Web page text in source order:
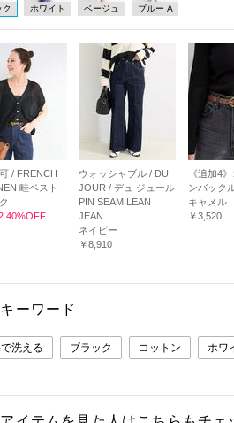
ク ホワイト ベージュ ブルー A
/ FRENCH
畦ベスト
40%OFF
ウォッシャブル / DU
JOUR / デュ ジュール
PIN SEAM LEAN
JEAN
ネイビー
￥8,910
《追加4
ンバック
キャメル
￥3,520
ーワード
洗える ブラック コットン ホワ